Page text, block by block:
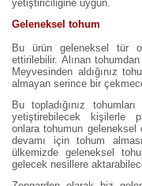
yetiştiriciliğine uygun.
Geleneksel tohum
Bu ürün geleneksel tür
ettirilebilir. Alınan
Meyvesinden aldığınız
almayan serince bir
Bu topladığınız
yetiştirebilecek kişilerle
onlara tohumun
devamı için tohum
ülkemizde geleneksel
gelecek nesillere